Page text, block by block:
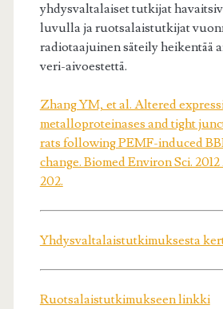
yhdysvaltalaiset tutkijat
luvulla ja ruotsalaistutkijat
radiotaajuinen säteily heikentää
veri-aivoestettä.
Zhang YM, et al. Altered
metalloproteinases and tight
rats following PEMF-induced
change. Biomed Environ Sci.
202.
Yhdysvaltalaistutkimuksesta
Ruotsalaistutkimukseen linkki